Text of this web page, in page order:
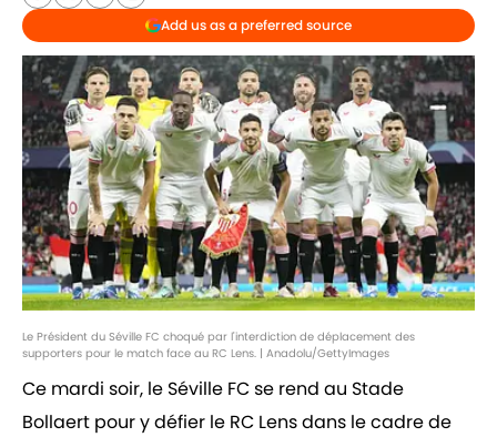
Add us as a preferred source
Le Président du Séville FC choqué par l'interdiction de déplacement des
supporters pour le match face au RC Lens. | Anadolu/GettyImages
Ce mardi soir, le Séville FC se rend au Stade
Bollaert pour y défier le RC Lens dans le cadre de